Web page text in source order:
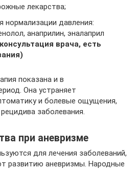
лекарства;
нормализации давления:
анаприлин, эналаприл
врача, есть
показана и в
Она устраняет
и болевые ощущения,
заболевания.
при аневризме
для лечения заболеваний,
развитию аневризмы. Народные